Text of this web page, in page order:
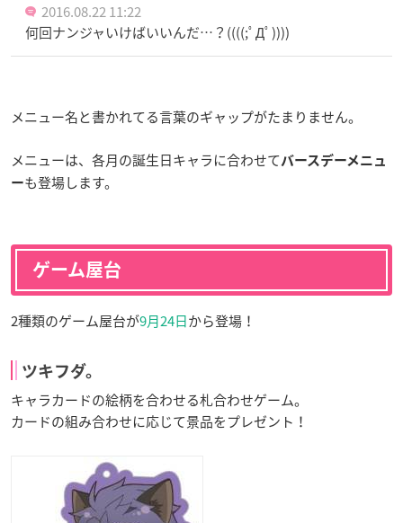
2016.08.22 11:22
何回ナンジャいけばいいんだ…？((((;ﾟДﾟ))))
メニュー名と書かれてる言葉のギャップがたまりません。
メニューは、各月の誕生日キャラに合わせて バースデーメニュ
ーも登場します。
ゲーム屋台
2種類のゲーム屋台が9月24日から登場！
ツキフダ。
キャラカードの絵柄を合わせる札合わせゲーム。
カードの組み合わせに応じて景品をプレゼント！